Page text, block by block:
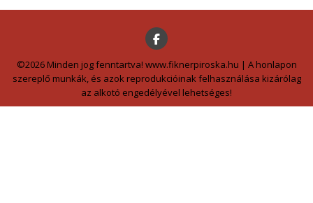
©2026 Minden jog fenntartva! www.fiknerpiroska.hu | A honlapon
szereplő munkák, és azok reprodukcióinak felhasználása kizárólag
az alkotó engedélyével lehetséges!